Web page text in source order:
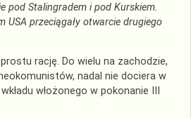
pod Stalingradem i pod Kurskiem.
USA przeciągały otwarcie drugiego
rację. Do wielu na zachodzie,
nadal nie dociera w
włożonego w pokonanie III